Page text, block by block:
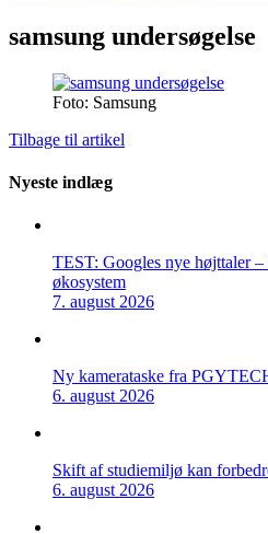
samsung undersøgelse
Foto: Samsung
Tilbage til artikel
Nyeste indlæg
TEST: Googles nye højttaler
økosystem
7. august 2026
Ny kamerataske fra
6. august 2026
Skift af studiemiljø kan
6. august 2026